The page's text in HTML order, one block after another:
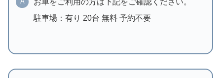
駐車場：有り 20台 無料 予約不要